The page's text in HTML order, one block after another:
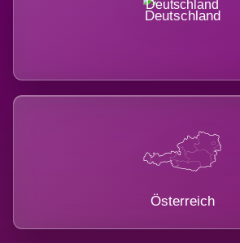
Deutschland
Österreich